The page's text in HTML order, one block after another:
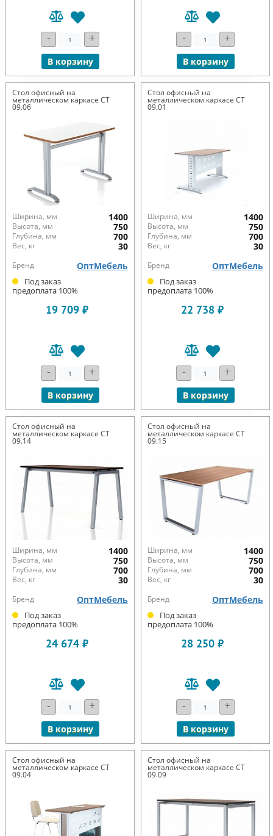
- +
В корзину
- +
В корзину
Стол офисный на
металлическом каркасе СТ
09.06
Ширина, мм 1400
Высота, мм 750
Глубина, мм 700
Вес, кг 30
Бренд ОптМебель
Под заказ
предоплата 100%
19 709 ₽
- +
В корзину
Стол офисный на
металлическом каркасе СТ
09.01
Ширина, мм 1400
Высота, мм 750
Глубина, мм 700
Вес, кг 30
Бренд ОптМебель
Под заказ
предоплата 100%
22 738 ₽
- +
В корзину
Стол офисный на
металлическом каркасе СТ
09.14
Ширина, мм 1400
Высота, мм 750
Глубина, мм 700
Вес, кг 30
Бренд ОптМебель
Под заказ
предоплата 100%
24 674 ₽
- +
В корзину
Стол офисный на
металлическом каркасе СТ
09.15
Ширина, мм 1400
Высота, мм 750
Глубина, мм 700
Вес, кг 30
Бренд ОптМебель
Под заказ
предоплата 100%
28 250 ₽
- +
В корзину
Стол офисный на
металлическом каркасе СТ
09.04
Стол офисный на
металлическом каркасе СТ
09.09